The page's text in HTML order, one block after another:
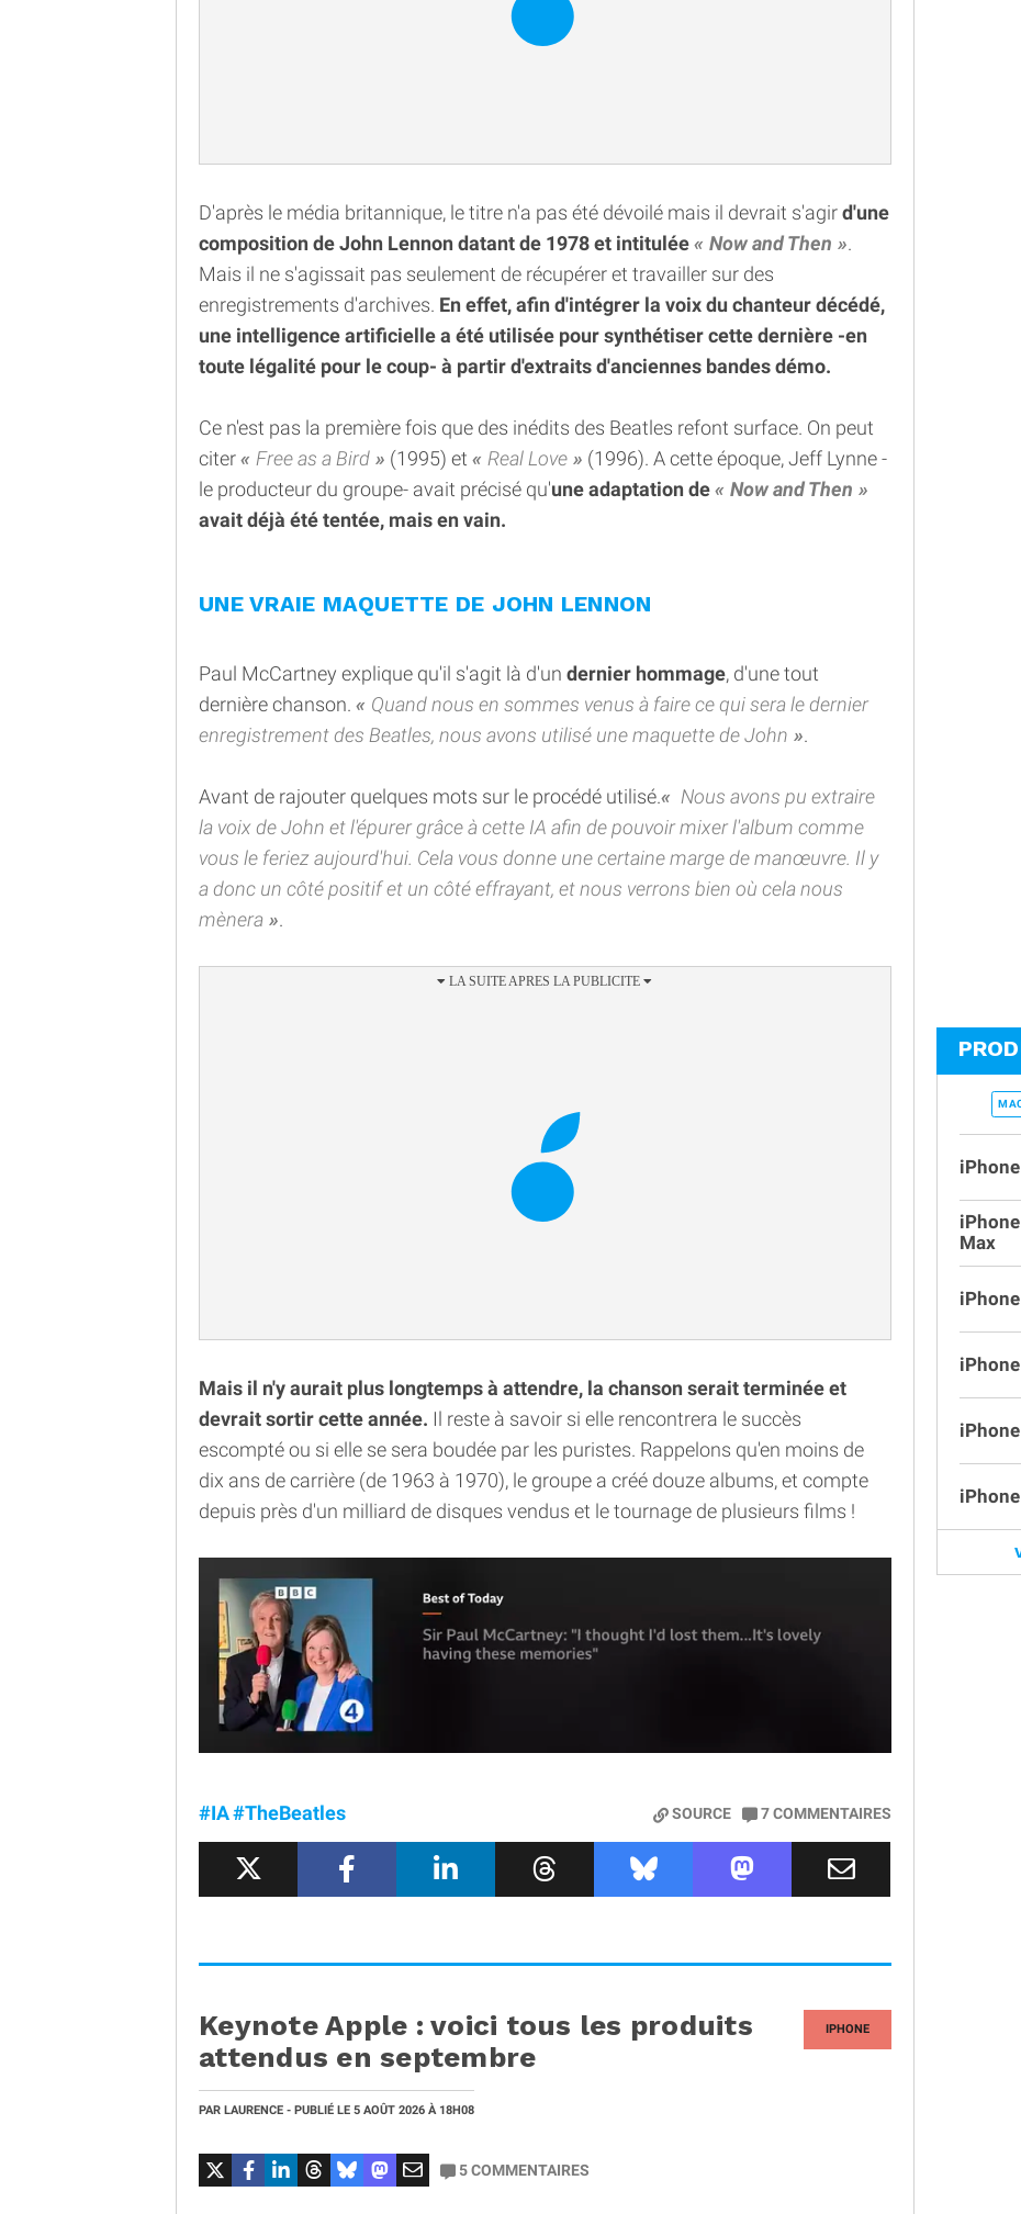
D'après le média britannique, le titre n'a pas été dévoilé mais il devrait s'agird'une
composition de John Lennon datant de 1978 et intitulée
Now and Then
.
Mais il ne s'agissait pas seulement de récupérer et travailler sur des
enregistrements d'archives. En effet, afin d'intégrer la voix du chanteur décédé,
une intelligence artificielle a été utilisée pour synthétiser cette dernière -en
toute légalité pour le coup- à partir d'extraits d'anciennes bandes démo.
Ce n'est pas la première fois que des inédits des Beatles refont surface. On peut
citer
Free as a Bird (1995) et Real Love
(1996). A cette époque, Jeff Lynne -
le producteur du groupe- avait précisé qu'une adaptation de
Now and Then
avait déjà été tentée, mais en vain.
UNE VRAIE MAQUETTE DE JOHN LENNON
Paul McCartney explique qu'il s'agit là d'un dernier hommage, d'une tout
dernière chanson.
Quand nous en sommes venus à faire ce qui sera le dernier
enregistrement des Beatles, nous avons utilisé une maquette de John
.
Avant de rajouter quelques mots sur le procédé utilisé.
Nous avons pu extraire
la voix de John et l'épurer grâce à cette IA afin de pouvoir mixer l'album comme
vous le feriez aujourd'hui. Cela vous donne une certaine marge de manœuvre. Il y
a donc un côté positif et un côté effrayant, et nous verrons bien où cela nous
mènera
.
Mais il n'y aurait plus longtemps à attendre, la chanson serait terminée et
devrait sortir cette année. Il reste à savoir si elle rencontrera le succès
escompté ou si elle se sera boudée par les puristes. Rappelons qu'en moins de
dix ans de carrière (de 1963 à 1970), le groupe a créé douze albums, et compte
depuis près d'un milliard de disques vendus et le tournage de plusieurs films !
#IA#TheBeatles SOURCE 7COMMENTAIRES
IPHONE
Keynote Apple : voici tous les produits
attendus en septembre
PAR LAURENCE - PUBLIÉ LE 5 AOÛT 2026 À 18H08
5COMMENTAIRES
Max